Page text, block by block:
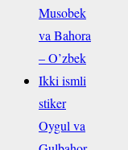
Musobek
va Bahora
– O’zbek
Ikki ismli
stiker
Oygul va